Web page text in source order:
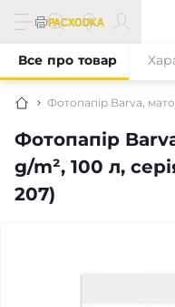
Фотопапір Barva,
Фотопапір
g/m², 100 л,
207)
Все про товар